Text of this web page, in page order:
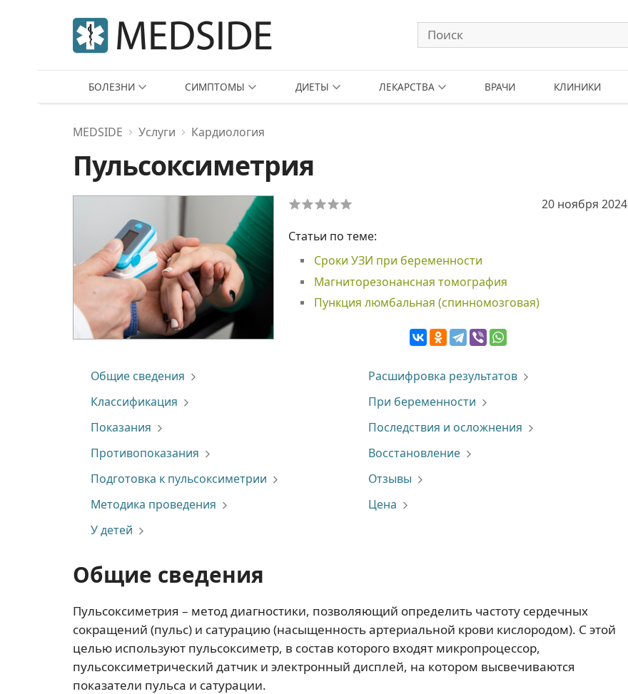
БОЛЕЗНИ СИМПТОМЫ ДИЕТЫ ЛЕКАРСТВА ВРАЧИ КЛИНИКИ
MEDSIDE Услуги Кардиология
Пульсоксиметрия
20 ноября 2024
Статьи по теме:
Сроки УЗИ при беременности
Магниторезонансная томография
Пункция люмбальная (спинномозговая)
Общие сведения
Классификация
Показания
Противопоказания
Подготовка к пульсоксиметрии
Методика проведения
У детей
Расшифровка результатов
При беременности
Последствия и осложнения
Восстановление
Отзывы
Цена
Общие сведения
Пульсоксиметрия – метод диагностики, позволяющий определить частоту сердечных
сокращений (пульс) и сатурацию (насыщенность артериальной крови кислородом). С этой
целью используют пульсоксиметр, в состав которого входят микропроцессор,
пульсоксиметрический датчик и электронный дисплей, на котором высвечиваются
показатели пульса и сатурации.